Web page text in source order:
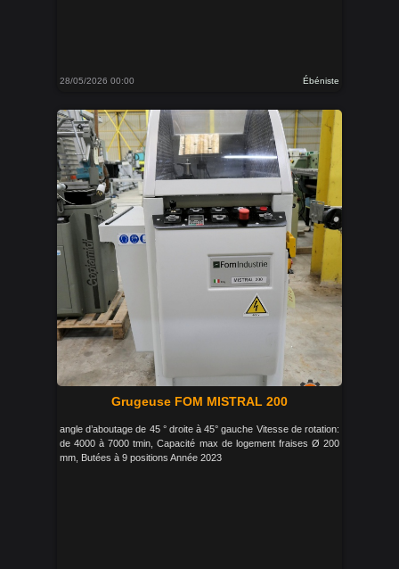
28/05/2026 00:00 Ébéniste
Grugeuse FOM MISTRAL 200
angle d’aboutage de 45 ° droite à 45° gauche Vitesse de rotation:
de 4000 à 7000 tmin, Capacité max de logement fraises Ø 200
mm, Butées à 9 positions Année 2023